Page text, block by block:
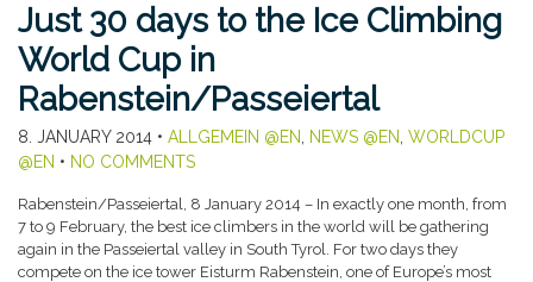
Just 30 days to the Ice Climbing
World Cup in
Rabenstein/Passeiertal
8. JANUARY 2014 • ALLGEMEIN @EN NEWS @EN WORLDCUP
@EN • NO COMMENTS
Rabenstein/Passeiertal, 8 January 2014 – In exactly one month, from
7 to 9 February, the best ice climbers in the world will be gathering
again in the Passeiertal valley in South Tyrol. For two days they
compete on the ice tower Eisturm Rabenstein, one of Europe’s most